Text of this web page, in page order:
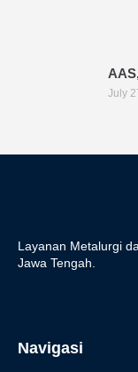
July
Layanan Metalurgi
Jawa Tengah.
Navigasi